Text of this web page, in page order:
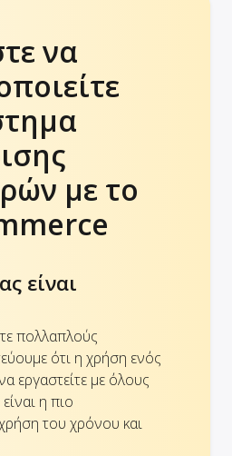
να
με το
είναι
πολλαπλούς
ότι η χρήση ενός
εργαστείτε με όλους
η πιο
του χρόνου και